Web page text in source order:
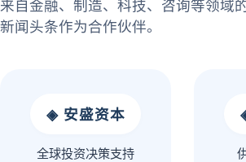
来自金融、制造、科技、咨询等领域
新闻头条作为合作伙伴。
◈ 安盛资本
全球投资决策支持